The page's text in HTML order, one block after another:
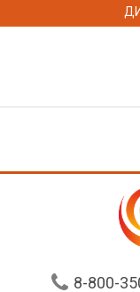
8-800-